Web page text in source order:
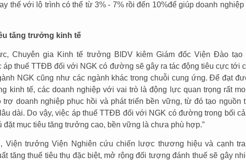
thế với lộ trình có thể từ 3% - 7% rồi đến 10%để giúp doanh nghiệp
tăng trưởng kinh tế
Chuyên gia Kinh tế trưởng BIDV kiêm Giám đốc Viện Đào tạo
áp thuế TTĐB đối với NGK có đường sẽ gây ra tác động tiêu cực tới
NGK cũng như các ngành khác trong chuỗi cung ứng. Để đạt
kinh tế, các doanh nghiệp với vai trò là động lực quan trọng rất
doanh nghiệp phục hồi và phát triển bền vững, từ đó tạo nguồn
dài. Do vậy, việc áp thuế TTĐB đối với NGK có đường trong bối
đặt mục tiêu tăng trưởng cao, bền vững là chưa phù hợp.”
Viện trưởng Viện Nghiên cứu chiến lược thương hiệu và cạnh
tăng thuế tiêu thụ đặc biệt, mở rộng đối tượng đánh thuế sẽ gây